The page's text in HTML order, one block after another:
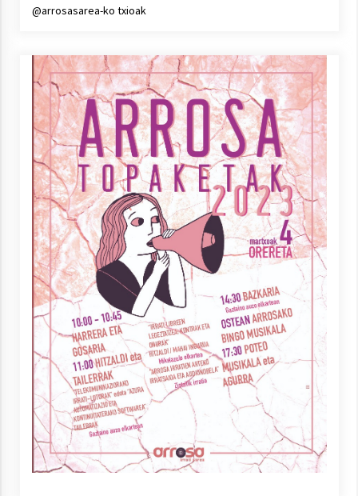
@arrosasarea-ko txioak